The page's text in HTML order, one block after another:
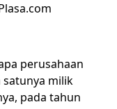
perusahaan
milik
pada tahun